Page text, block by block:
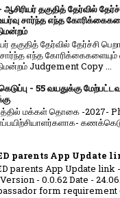
தகுதித் தேர்வில்
சார்ந்த எந்த
தகுதித் தேர்வில் தேர்ச்சி
சார்ந்த எந்த கோரிக்கைகளையும்
Judgement Copy ...
- 55 வயதுக்கு
மக்கள் தொகை -2027-
parents App Update
parents App Update link
- 0.0.62 Date -
form requirement